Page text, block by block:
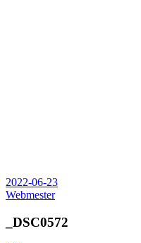
2022-06-23
Webmester
_DSC0572